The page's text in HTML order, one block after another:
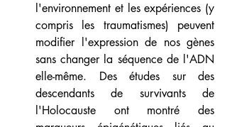
l'environnement et les expériences (y
compris les traumatismes) peuvent
modifier l'expression de nos gènes
sans changer la séquence de l'ADN
elle-même. Des études sur des
descendants de survivants de
l'Holocauste ont montré des